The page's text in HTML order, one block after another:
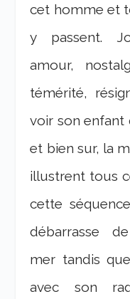
cet homme et
y passent.
amour,
témérité,
voir son
et bien sur, la
illustrent tous
cette
débarrasse
mer tandis
avec son